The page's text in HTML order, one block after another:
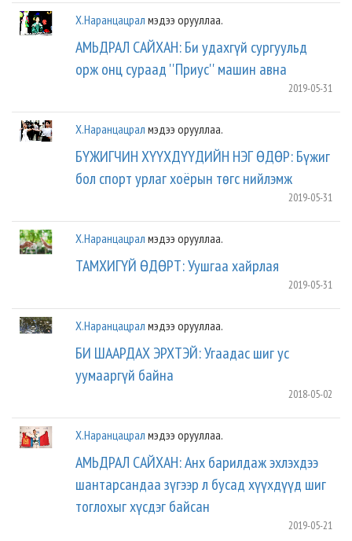
Х.Наранцацрал мэдээ орууллаа.
АМЬДРАЛ САЙХАН: Би удахгүй сургуульд
орж онц сураад ''Приус'' машин авна
2019-05-31
Х.Наранцацрал мэдээ орууллаа.
БҮЖИГЧИН ХҮҮХДҮҮДИЙН НЭГ ӨДӨР: Бүжиг
бол спорт урлаг хоёрын төгс нийлэмж
2019-05-31
Х.Наранцацрал мэдээ орууллаа.
ТАМХИГҮЙ ӨДӨРТ: Уушгаа хайрлая
2019-05-31
Х.Наранцацрал мэдээ орууллаа.
БИ ШААРДАХ ЭРХТЭЙ: Угаадас шиг ус
уумааргүй байна
2018-05-02
Х.Наранцацрал мэдээ орууллаа.
АМЬДРАЛ САЙХАН: Анх барилдаж эхлэхдээ
шантарсандаа зүгээр л бусад хүүхдүүд шиг
тоглохыг хүсдэг байсан
2019-05-21